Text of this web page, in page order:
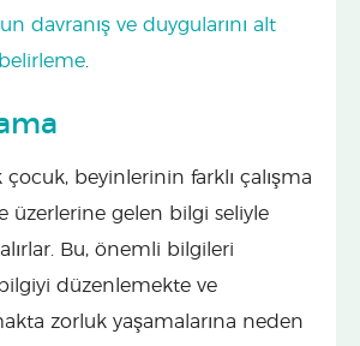
davranış ve duygularını alt
beyinlerinin farklı çalışma
üzerlerine gelen bilgi seliyle
Bu, önemli bilgileri
düzenlemekte ve
zorluk yaşamalarına neden